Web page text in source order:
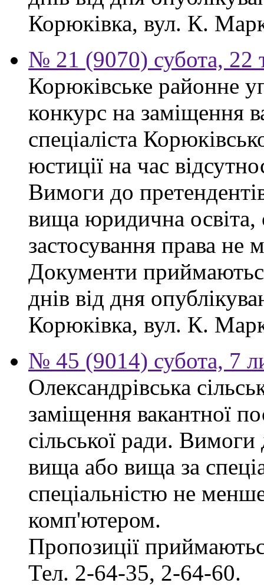
Корюківка, вул. К.
№ 21 (9070) субота, 22
Корюківське районне
конкурс на заміщення
спеціаліста
юстиції на час
Вимоги до
вища юридична освіта,
застосування права не
Документи
днів від дня
Корюківка, вул. К.
№ 45 (9014) субота, 7
Олександрівська
заміщення вакантної
сільської ради. Вимоги
вища або вища за
спеціальністю не
комп'ютером.
Пропозиції
Тел. 2-64-35, 2-64-60.